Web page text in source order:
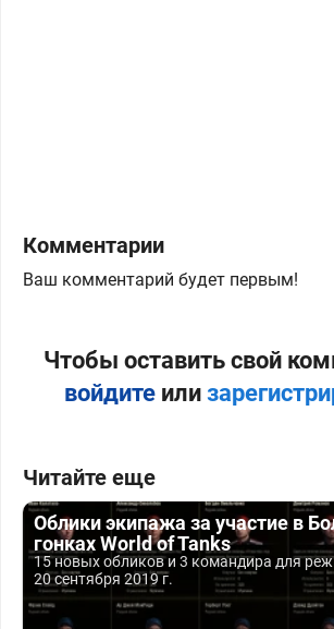
Комментарии
Ваш комментарий будет первым!
Чтобы оставить свой
войдитеили
Читайте еще
Облики экипажа за участие в
гонках World of Tanks
15 новых обликов и 3 командира для
20 сентября 2019 г.